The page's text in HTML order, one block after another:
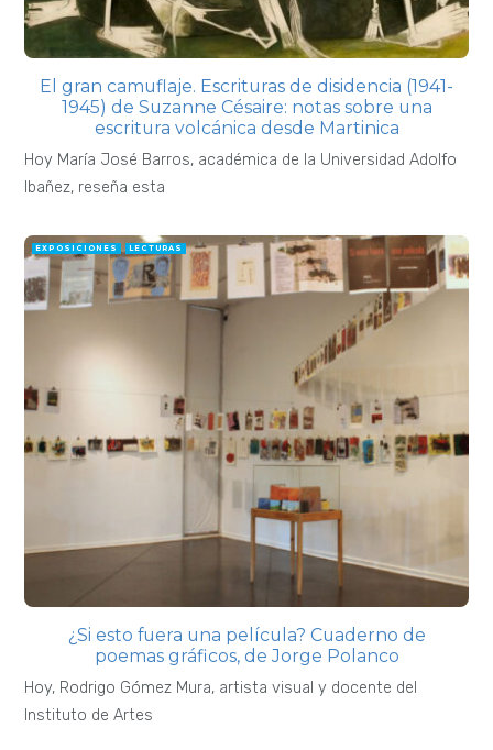
El gran camuflaje. Escrituras de disidencia (1941-
1945) de Suzanne Césaire: notas sobre una
escritura volcánica desde Martinica
Hoy María José Barros, académica de la Universidad Adolfo
Ibañez, reseña esta
EXPOSICIONES LECTURAS
¿Si esto fuera una película? Cuaderno de
poemas gráficos, de Jorge Polanco
Hoy, Rodrigo Gómez Mura, artista visual y docente del
Instituto de Artes